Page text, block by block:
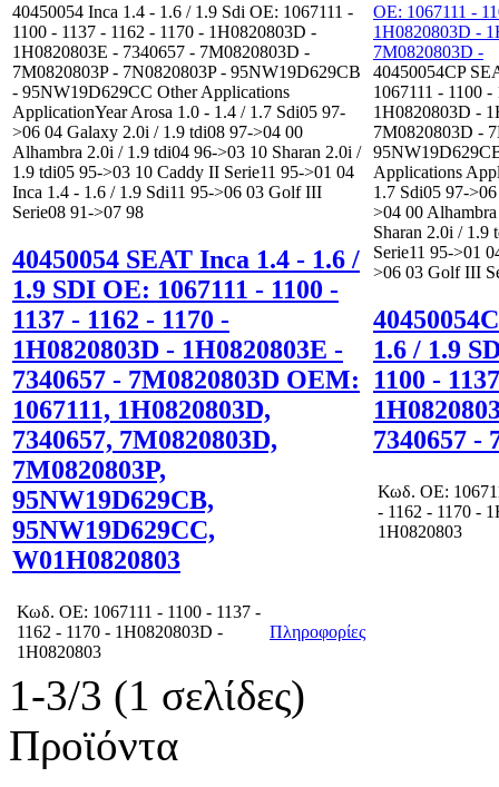
40450054 Inca 1.4 - 1.6 / 1.9 Sdi OE: 1067111 -
1100 - 1137 - 1162 - 1170 - 1H0820803D -
1H0820803E - 7340657 - 7M0820803D -
7M0820803P - 7N0820803P - 95NW19D629CB
- 95NW19D629CC Other Applications
ApplicationYear Arosa 1.0 - 1.4 / 1.7 Sdi05 97-
>06 04 Galaxy 2.0i / 1.9 tdi08 97->04 00
Alhambra 2.0i / 1.9 tdi04 96->03 10 Sharan 2.0i /
1.9 tdi05 95->03 10 Caddy II Serie11 95->01 04
Inca 1.4 - 1.6 / 1.9 Sdi11 95->06 03 Golf III
Serie08 91->07 98
40450054 SEAT Inca 1.4 - 1.6 /
1.9 SDI OE: 1067111 - 1100 -
1137 - 1162 - 1170 -
1H0820803D - 1H0820803E -
7340657 - 7M0820803D OEM:
1067111, 1H0820803D,
7340657, 7M0820803D,
7M0820803P,
95NW19D629CB,
95NW19D629CC,
W01H0820803
Κωδ. OE: 1067111 - 1100 - 1137 -
1162 - 1170 - 1H0820803D -
1H0820803
Πληροφορίες
40450054CP
1067111 - 1100 -
1H0820803D -
7M0820803D -
Applications
1.7 Sdi05 97-
>04 00
Sharan 2.0i / 1.9
Serie11 95->01
>06 03 Golf III
1.6 / 1.9
1100 -
7340657 -
Κωδ. OE:
- 1162 - 1170 -
1H0820803
1-3/3 (1 σελίδες)
Προϊόντα